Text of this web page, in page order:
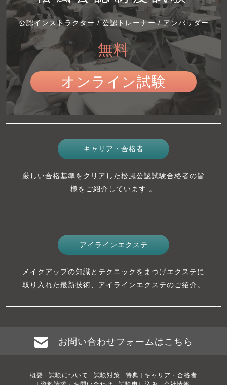
公認インストラクター / 公認トレーナー / アンバサダー
無料
オンライン試験
キャリア・合格者
厳しい合格基準をクリアした松風公認試験合格者の皆
様をご紹介しています 。
アイラインエクステ
メイクアップの知識とテクニックをまつげエクステに
取り入れた最新技術、アイラインエクステのご紹介。
お問い合わせフォームはこちら
概要 試験について 試験対策 特典
キャリア・合格者